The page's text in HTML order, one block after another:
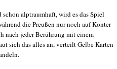
alptraumhaft, wird es das Spiel
die Preußen nur noch auf Konter
nach jeder Berührung mit einem
sich das alles an, verteilt Gelbe Karten